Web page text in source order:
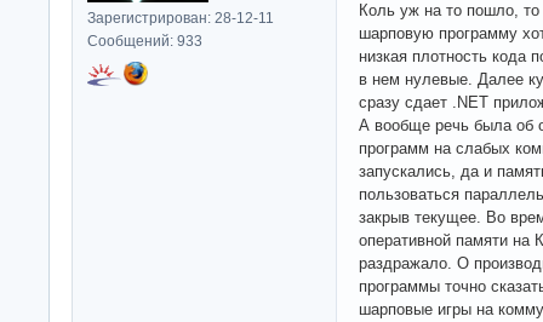
Зарегистрирован: 28-12-11
Сообщений: 933
Коль уж на то пошло,
шарповую программу
низкая плотность кода
в нем нулевые. Далее
сразу сдает .NET
А вообще речь была об
программ на слабых
запускались, да и
пользоваться
закрыв текущее. Во
оперативной памяти на
раздражало. О
программы точно
шарповые игры на